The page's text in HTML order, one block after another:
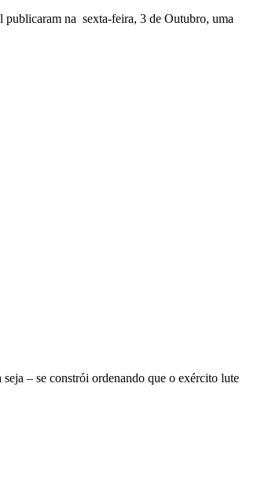
publicaram na sexta-feira, 3 de Outubro, uma
– se constrói ordenando que o exército lute